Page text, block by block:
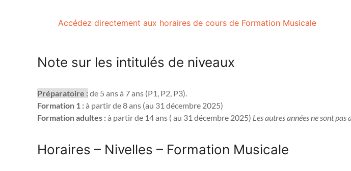
Accédez directement aux horaires de cours de Formation Musicale
Note sur les intitulés de niveaux
Préparatoire : de 5 ans à 7 ans (P1, P2, P3).
Formation 1 : à partir de 8 ans (au 31 décembre 2025)
Formation adultes : à partir de 14 ans ( au 31 décembre 2025) Les autres années ne sont
Horaires – Nivelles – Formation Musicale